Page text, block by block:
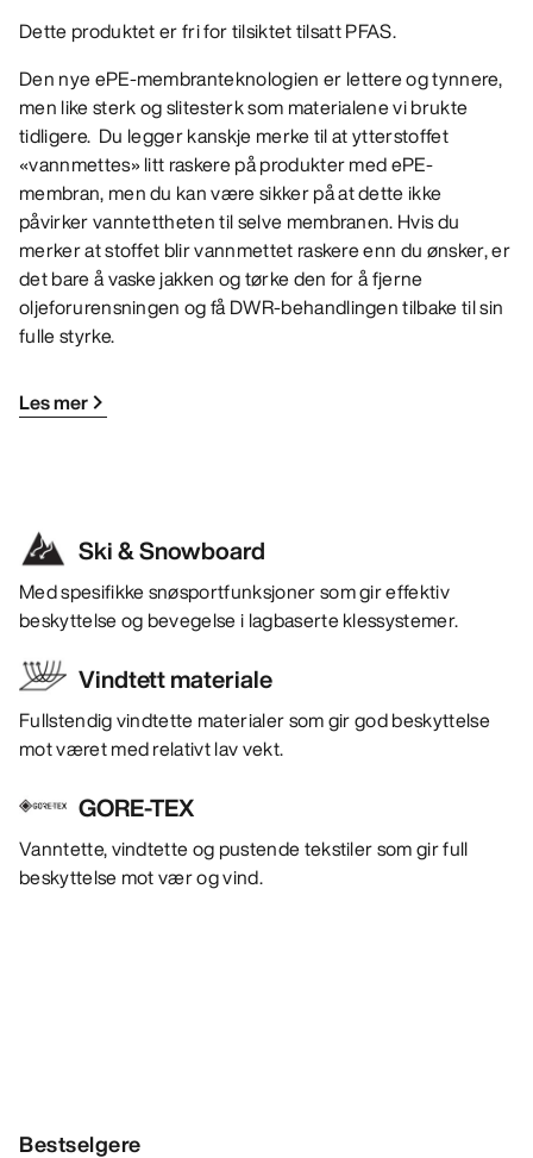
Dette produktet er fri for tilsiktet tilsatt PFAS.
Den nye ePE-membranteknologien er lettere og tynnere,
men like sterk og slitesterk som materialene vi brukte
tidligere. Du legger kanskje merke til at ytterstoffet
«vannmettes» litt raskere på produkter med ePE-
membran, men du kan være sikker på at dette ikke
påvirker vanntettheten til selve membranen. Hvis du
merker at stoffet blir vannmettet raskere enn du ønsker, er
det bare å vaske jakken og tørke den for å fjerne
oljeforurensningen og få DWR-behandlingen tilbake til sin
fulle styrke.
Les mer
Ski & Snowboard
Med spesifikke snøsportfunksjoner som gir effektiv
beskyttelse og bevegelse i lagbaserte klessystemer.
Vindtett materiale
Fullstendig vindtette materialer som gir god beskyttelse
mot været med relativt lav vekt.
GORE-TEX
Vanntette, vindtette og pustende tekstiler som gir full
beskyttelse mot vær og vind.
Bestselgere